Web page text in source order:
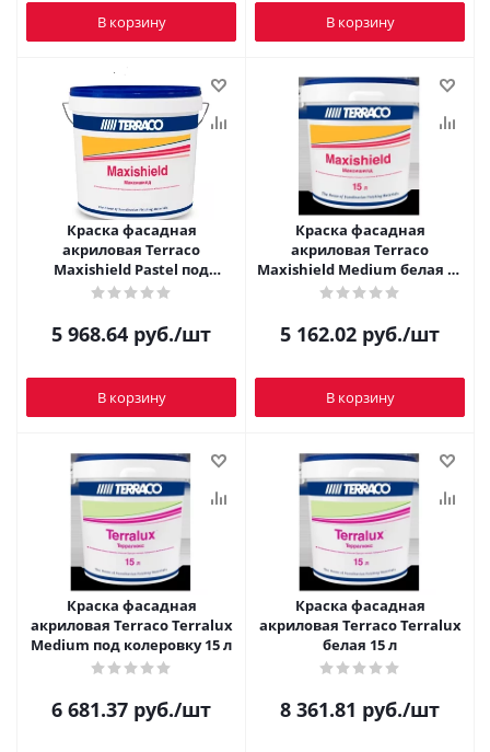
В корзину В корзину
Краска фасадная
акриловая Terraco
Maxishield Pastel под
колеровку 15 л
5 968.64 руб./шт
В корзину
Краска фасадная
акриловая Terraco
Maxishield Medium белая 15
л
5 162.02 руб./шт
В корзину
Краска фасадная
акриловая Terraco Terralux
Medium под колеровку 15 л
6 681.37 руб./шт
Краска фасадная
акриловая Terraco Terralux
белая 15 л
8 361.81 руб./шт